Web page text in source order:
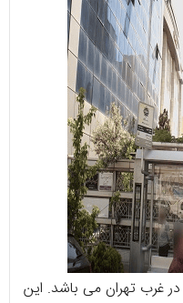
در غرب تهران می باشد. این